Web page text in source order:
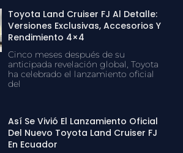
Toyota Land Cruiser FJ Al Detalle:
Versiones Exclusivas, Accesorios Y
Rendimiento 4×4
Cinco meses después de su
anticipada revelación global, Toyota
ha celebrado el lanzamiento oficial
del
Así Se Vivió El Lanzamiento Oficial
Del Nuevo Toyota Land Cruiser FJ
En Ecuador